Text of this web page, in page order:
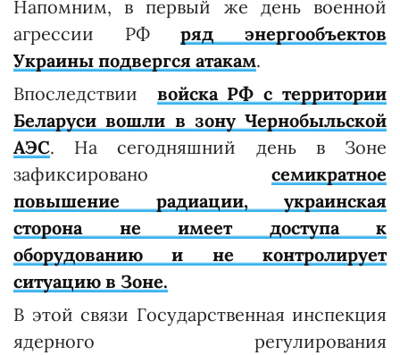
Напомним, в первый же день военной
агрессии РФряд энергообъектов
Украины подвергся атакам.
Впоследствии войска РФ с территории
Беларуси вошли в зону Чернобыльской
АЭС. На сегодняшний день в Зоне
зафиксировано семикратное
повышение радиации, украинская
сторона не имеет доступа к
оборудованию и не контролирует
ситуацию в Зоне.
В этой связи Государственная инспекция
ядерного регулирования